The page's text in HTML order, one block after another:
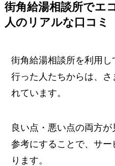
街角給湯相談所でエ
人のリアルな口コミ
街角給湯相談所を利用
行った人たちからは、
れています。
良い点・悪い点の両方
参考にすることで、サ
ります。